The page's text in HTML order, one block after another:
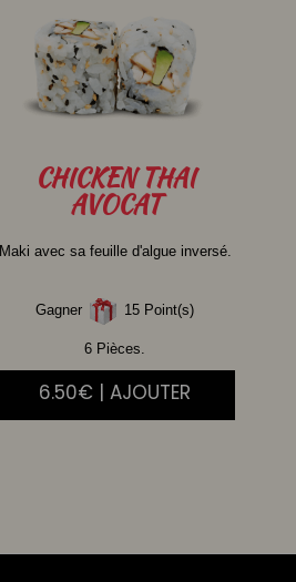
CHICKENTHAI
AVOCAT
Maki avec sa feuille d'algue inversé.
Gagner 15 Point(s)
6 Pièces.
6.50€ | AJOUTER